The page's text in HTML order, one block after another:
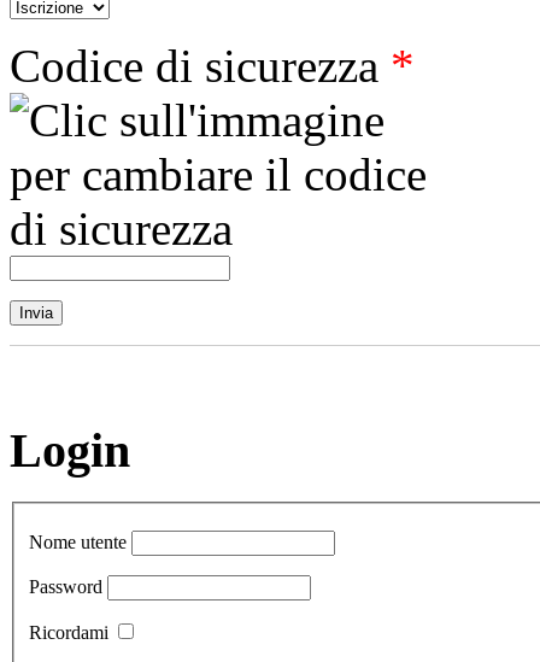
Codice di sicurezza *
Login
Nome utente
Password
Ricordami